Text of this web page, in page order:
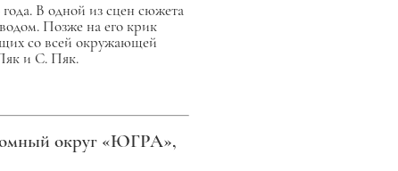
В одной из сцен сюжета
Позже на его крик
со всей окружающей
и С. Пяк.
округ «ЮГРА»,